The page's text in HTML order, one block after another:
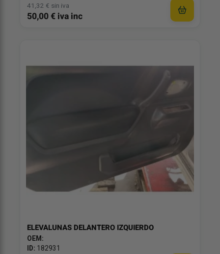
41,32 € sin iva
50,00 € iva inc
ELEVALUNAS DELANTERO IZQUIERDO
OEM:
ID: 182931